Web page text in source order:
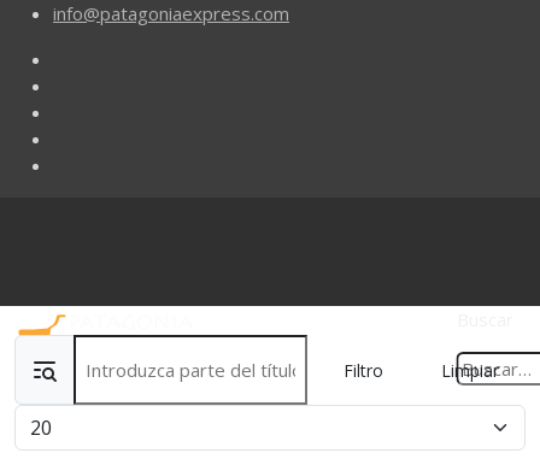
info@patagoniaexpress.com
Filtro Limpiar
Cantidad